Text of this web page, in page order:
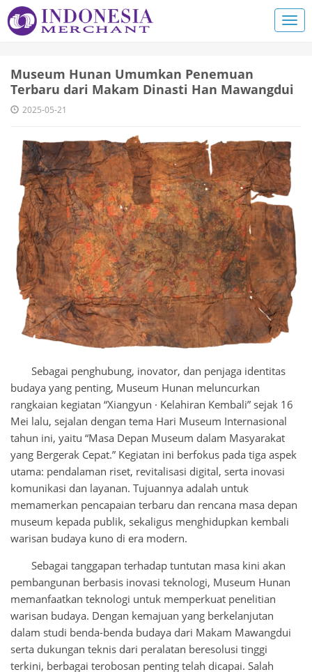
Museum Hunan Umumkan Penemuan
Terbaru dari Makam Dinasti Han Mawangdui
2025-05-21
Sebagai penghubung, inovator, dan penjaga identitas
budaya yang penting, Museum Hunan meluncurkan
rangkaian kegiatan “Xiangyun · Kelahiran Kembali” sejak 16
Mei lalu, sejalan dengan tema Hari Museum Internasional
tahun ini, yaitu “Masa Depan Museum dalam Masyarakat
yang Bergerak Cepat.” Kegiatan ini berfokus pada tiga aspek
utama: pendalaman riset, revitalisasi digital, serta inovasi
komunikasi dan layanan. Tujuannya adalah untuk
memamerkan pencapaian terbaru dan rencana masa depan
museum kepada publik, sekaligus menghidupkan kembali
warisan budaya kuno di era modern.
Sebagai tanggapan terhadap tuntutan masa kini akan
pembangunan berbasis inovasi teknologi, Museum Hunan
memanfaatkan teknologi untuk memperkuat penelitian
warisan budaya. Dengan kemajuan yang berkelanjutan
dalam studi benda-benda budaya dari Makam Mawangdui
serta dukungan teknis dari peralatan beresolusi tinggi
terkini, berbagai terobosan penting telah dicapai. Salah